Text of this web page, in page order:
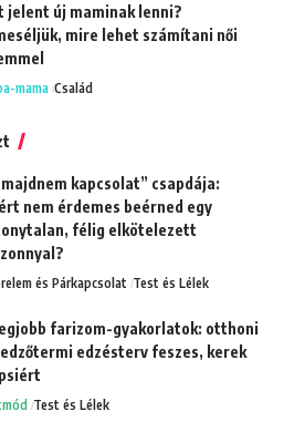
jelent új maminak lenni?
mire lehet számítani női
mama Család
kapcsolat” csapdája:
nem érdemes beérned egy
félig elkötelezett
és Párkapcsolat Test és Lélek
farizom-gyakorlatok: otthoni
edzésterv feszes, kerek
Test és Lélek